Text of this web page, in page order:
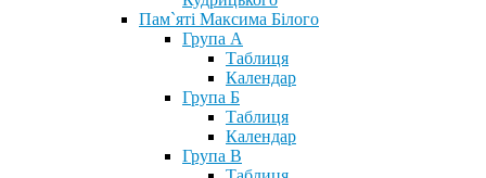
Пам`яті Максима Білого
Група А
Таблиця
Календар
Група Б
Таблиця
Календар
Група В